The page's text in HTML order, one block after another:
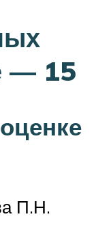
— 15
П.Н.